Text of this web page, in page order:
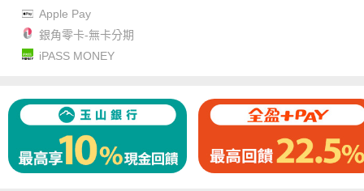
Apple Pay
銀角零卡-無卡分期
iPASS MONEY